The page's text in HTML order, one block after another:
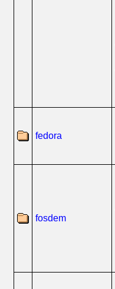
fedora
fosdem